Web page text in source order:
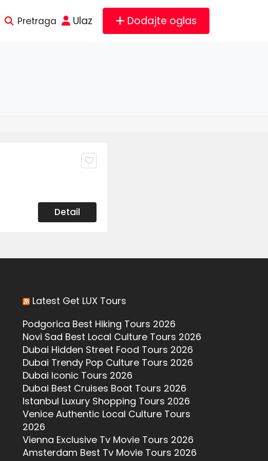
Pretraga Ulaz Dodajte oglas
Detail
Latest Get LUX Tours
Podgorica Best Hiking Tours 2026
Novi Sad Best Local Culture Tours 2026
Dubai Hidden Street Food Tours 2026
Dubai Trendy Pop Culture Tours 2026
Dubai Iconic Tours 2026
Dubai Best Cruises Boat Tours 2026
Istanbul Luxury Shopping Tours 2026
Venice Authentic Local Culture Tours
2026
Vienna Exclusive Tv Movie Tours 2026
Amsterdam Best Tv Movie Tours 2026